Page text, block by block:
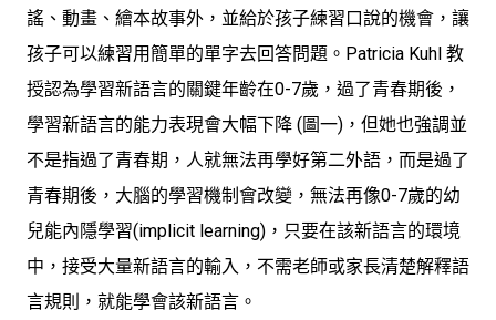
謠、動畫、繪本故事外，並給於孩子練習口說的機會，讓
孩子可以練習用簡單的單字去回答問題。Patricia Kuhl 教
授認為學習新語言的關鍵年齡在0-7歲，過了青春期後，
學習新語言的能力表現會大幅下降 (圖一)，但她也強調並
不是指過了青春期，人就無法再學好第二外語，而是過了
青春期後，大腦的學習機制會改變，無法再像0-7歲的幼
兒能內隱學習(implicit learning)，只要在該新語言的環境
中，接受大量新語言的輸入，不需老師或家長清楚解釋語
言規則，就能學會該新語言。